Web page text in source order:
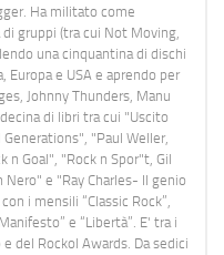
Ha militato come
gruppi (tra cui Not Moving,
una cinquantina di dischi
e USA e aprendo per
Johnny Thunders, Manu
di libri tra cui "Uscito
"Paul Weller,
n Goal", "Rock n Spor"t, Gil
e "Ray Charles- Il genio
i mensili “Classic Rock”,
e “Libertà”. E' tra i
del Rockol Awards. Da sedici